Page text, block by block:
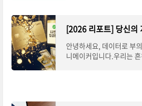
안녕하세요, 데이터로 부
니메이커입니다.우리는